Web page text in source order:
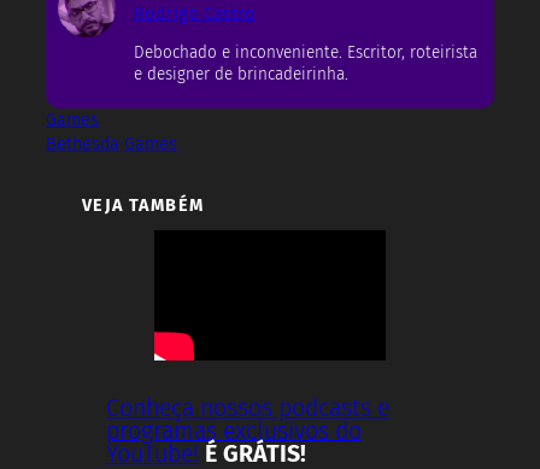
Rodrigo Castro
Debochado e inconveniente. Escritor, roteirista
e designer de brincadeirinha.
Games
Bethesda Games
VEJA TAMBÉM
Conheça nossos podcasts e
programas exclusivos do
YouTube! É GRÁTIS!